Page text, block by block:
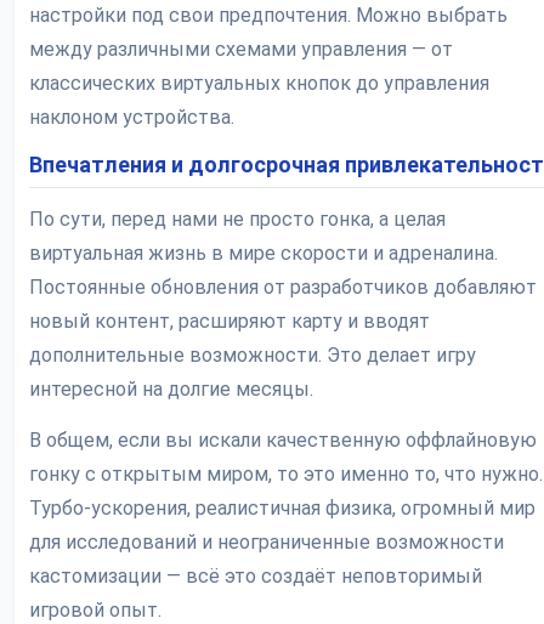
настройки под свои предпочтения. Можно выбрать
между различными схемами управления — от
классических виртуальных кнопок до управления
наклоном устройства.
Впечатления и долгосрочная
По сути, перед нами не просто гонка, а целая
виртуальная жизнь в мире скорости и адреналина.
Постоянные обновления от разработчиков добавляют
новый контент, расширяют карту и вводят
дополнительные возможности. Это делает игру
интересной на долгие месяцы.
В общем, если вы искали качественную оффлайновую
гонку с открытым миром, то это именно то, что нужно.
Турбо-ускорения, реалистичная физика, огромный мир
для исследований и неограниченные возможности
кастомизации — всё это создаёт неповторимый
игровой опыт.